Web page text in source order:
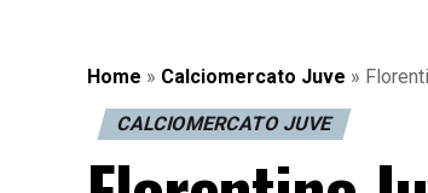
Home » Calciomercato Juve »
CALCIOMERCATO JUVE